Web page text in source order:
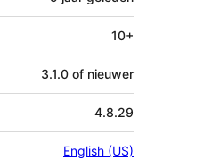
10+
3.1.0 of nieuwer
4.8.29
English (US)